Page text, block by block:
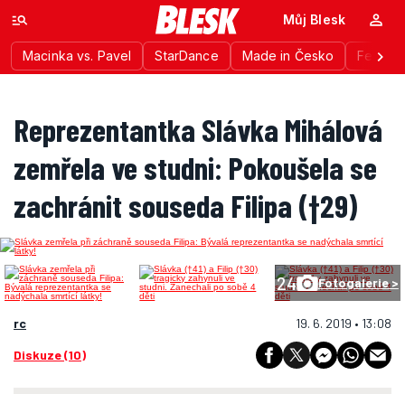
Macinka vs. Pavel StarDance Made in Česko
Můj Blesk
Reprezentantka Slávka Mihálová
zemřela ve studni: Pokoušela se
zachránit souseda Filipa (†29)
24 Fotogalerie >
rc 19. 6. 2019 • 13:08
Diskuze (10)